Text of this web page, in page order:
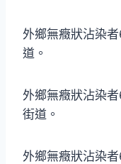
外鄉無癥狀沾染
道。
外鄉無癥狀沾染
街道。
外鄉無癥狀沾染